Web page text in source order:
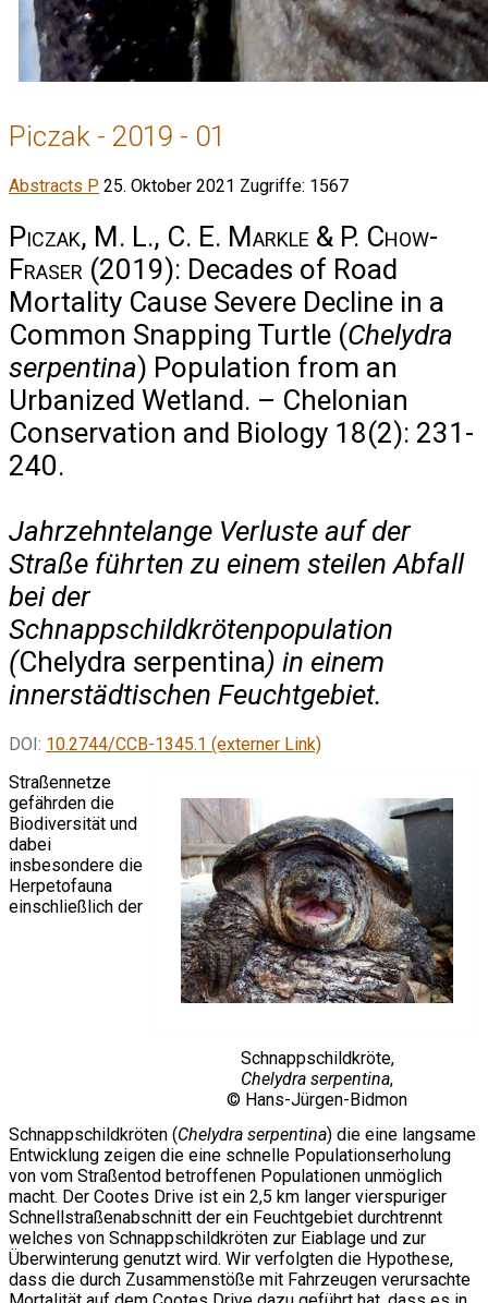
Piczak - 2019 - 01
Abstracts P 25. Oktober 2021 Zugriffe: 1567
Piczak, M. L., C. E. Markle & P. Chow-
Fraser (2019): Decades of Road
Mortality Cause Severe Decline in a
Common Snapping Turtle (Chelydra
serpentina) Population from an
Urbanized Wetland. – Chelonian
Conservation and Biology 18(2): 231-
240.
Jahrzehntelange Verluste auf der
Straße führten zu einem steilen Abfall
bei der
Schnappschildkrötenpopulation
(Chelydra serpentina) in einem
innerstädtischen Feuchtgebiet.
DOI: 10.2744/CCB-1345.1 (externer Link)
Schnappschildkröte,
Chelydra serpentina,
© Hans-Jürgen-Bidmon
Straßennetze
gefährden die
Biodiversität und
dabei
insbesondere die
Herpetofauna
einschließlich der
Schnappschildkröten (Chelydra serpentina) die eine langsame
Entwicklung zeigen die eine schnelle Populationserholung
von vom Straßentod betroffenen Populationen unmöglich
macht. Der Cootes Drive ist ein 2,5 km langer vierspuriger
Schnellstraßenabschnitt der ein Feuchtgebiet durchtrennt
welches von Schnappschildkröten zur Eiablage und zur
Überwinterung genutzt wird. Wir verfolgten die Hypothese,
dass die durch Zusammenstöße mit Fahrzeugen verursachte